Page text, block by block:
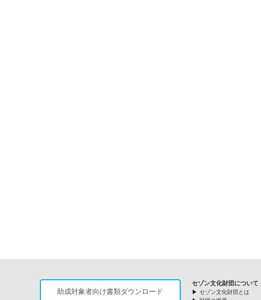
助成対象者向け書類ダウンロード
セゾン文化財団について
セゾン文化財団とは